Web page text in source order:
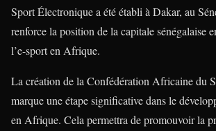
Sport Électronique a été établi à Dakar, au
renforce la position de la capitale sénégalaise
l’e-sport en Afrique.
La création de la Confédération Africaine du
marque une étape significative dans le
en Afrique. Cela permettra de promouvoir la